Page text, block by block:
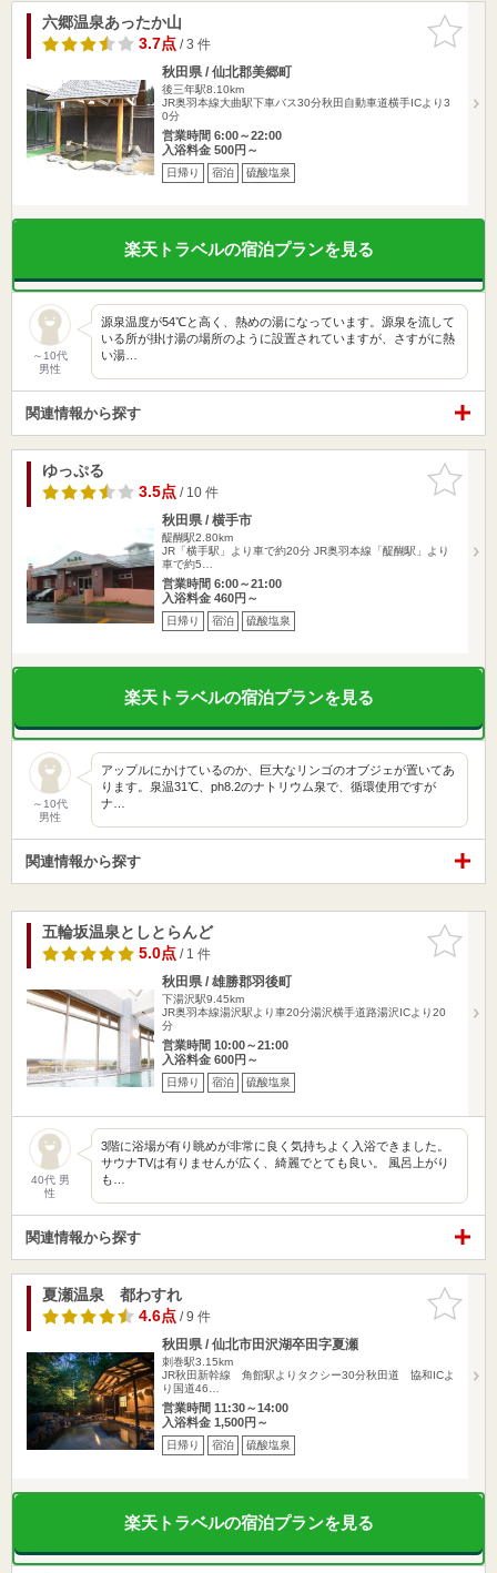
お気に入
りに追加
六郷温泉あったか山
3.7点/ 3 件
秋田県 / 仙北郡美郷町
後三年駅8.10km
JR奥羽本線大曲駅下車バス30分秋田自動車道横手ICより3
0分
営業時間 6:00～22:00
入浴料金 500円～
日帰り 宿泊 硫酸塩泉
楽天トラベルの宿泊プランを見る
～10代
男性
源泉温度が54℃と高く、熱めの湯になっています。源泉を流して
いる所が掛け湯の場所のように設置されていますが、さすがに熱
い湯…
関連情報から探す
お気に入
りに追加
ゆっぷる
3.5点/ 10 件
秋田県 / 横手市
醍醐駅2.80km
JR「横手駅」より車で約20分 JR奥羽本線「醍醐駅」より
車で約5…
営業時間 6:00～21:00
入浴料金 460円～
日帰り 宿泊 硫酸塩泉
楽天トラベルの宿泊プランを見る
～10代
男性
アップルにかけているのか、巨大なリンゴのオブジェが置いてあ
ります。泉温31℃、ph8.2のナトリウム泉で、循環使用ですが
ナ…
関連情報から探す
お気に入
りに追加
五輪坂温泉としとらんど
5.0点/ 1 件
秋田県 / 雄勝郡羽後町
下湯沢駅9.45km
JR奥羽本線湯沢駅より車20分湯沢横手道路湯沢ICより20
分
営業時間 10:00～21:00
入浴料金 600円～
日帰り 宿泊 硫酸塩泉
40代 男
性
3階に浴場が有り眺めが非常に良く気持ちよく入浴できました。
サウナTVは有りませんが広く、綺麗でとても良い。 風呂上がり
も…
関連情報から探す
お気に入
りに追加
夏瀬温泉 都わすれ
4.6点/ 9 件
秋田県 / 仙北市田沢湖卒田字夏瀬
刺巻駅3.15km
JR秋田新幹線 角館駅よりタクシー30分秋田道 協和ICよ
り国道46…
営業時間 11:30～14:00
入浴料金 1,500円～
日帰り 宿泊 硫酸塩泉
楽天トラベルの宿泊プランを見る